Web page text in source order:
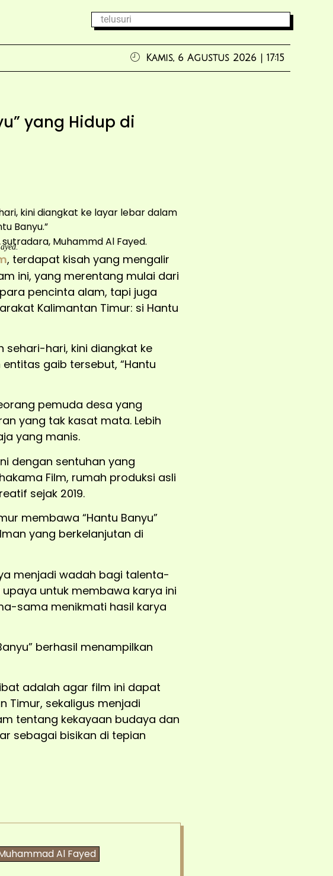
Kamis, 6 Agustus 2026 | 17:15
yang Hidup di
kini diangkat ke layar lebar dalam
Banyu.”
, terdapat kisah yang mengalir
ini, yang merentang mulai dari
pencinta alam, tapi juga
Kalimantan Timur: si Hantu
sehari-hari, kini diangkat ke
gaib tersebut, “Hantu
pemuda desa yang
yang tak kasat mata. Lebih
yang manis.
dengan sentuhan yang
Film, rumah produksi asli
sejak 2019.
membawa “Hantu Banyu”
yang berkelanjutan di
menjadi wadah bagi talenta-
untuk membawa karya ini
sama menikmati hasil karya
berhasil menampilkan
adalah agar film ini dapat
Timur, sekaligus menjadi
tentang kekayaan budaya dan
sebagai bisikan di tepian
Al Fayed